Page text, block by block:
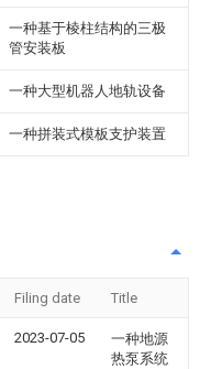
一种基于棱柱结构的三极
管安装板
一种大型机器人地轨设备
一种拼装式模板支护装置
Filing date Title
2023-07-05
一种地源
热泵系统